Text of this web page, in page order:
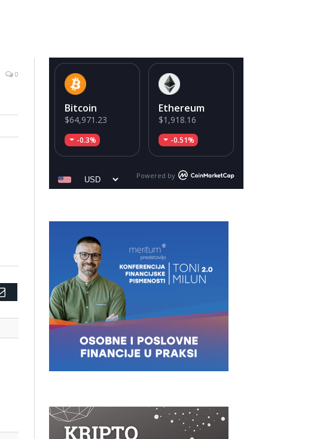
0
Email
Bitcoin
$64,971.23
-0.3%
Ethereum
$1,918.16
-0.51%
Powered by